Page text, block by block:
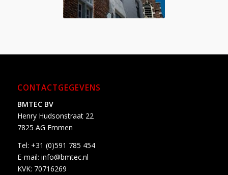
CONTACTGEGEVENS
BMTEC BV
Henry Hudsonstraat 22
7825 AG Emmen
Tel: +31 (0)591 785 454
E-mail: info@bmtec.nl
KVK: 70716269